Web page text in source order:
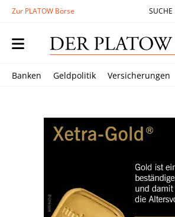
Zur PLATOW Börse SUCHE
Banken Geldpolitik Versicherungen